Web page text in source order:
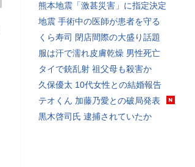
熊本地震「激甚災害」に指定決定
地震 手術中の医師が患者を守る
くら寿司 閉店間際の大盛り話題
服は汗で濡れ皮膚乾燥 男性死亡
タイで銃乱射 祖父母も殺害か
久保優太 10代女性との結婚報告
テオくん 加藤乃愛との破局発表
黒木啓司氏 逮捕されていたか